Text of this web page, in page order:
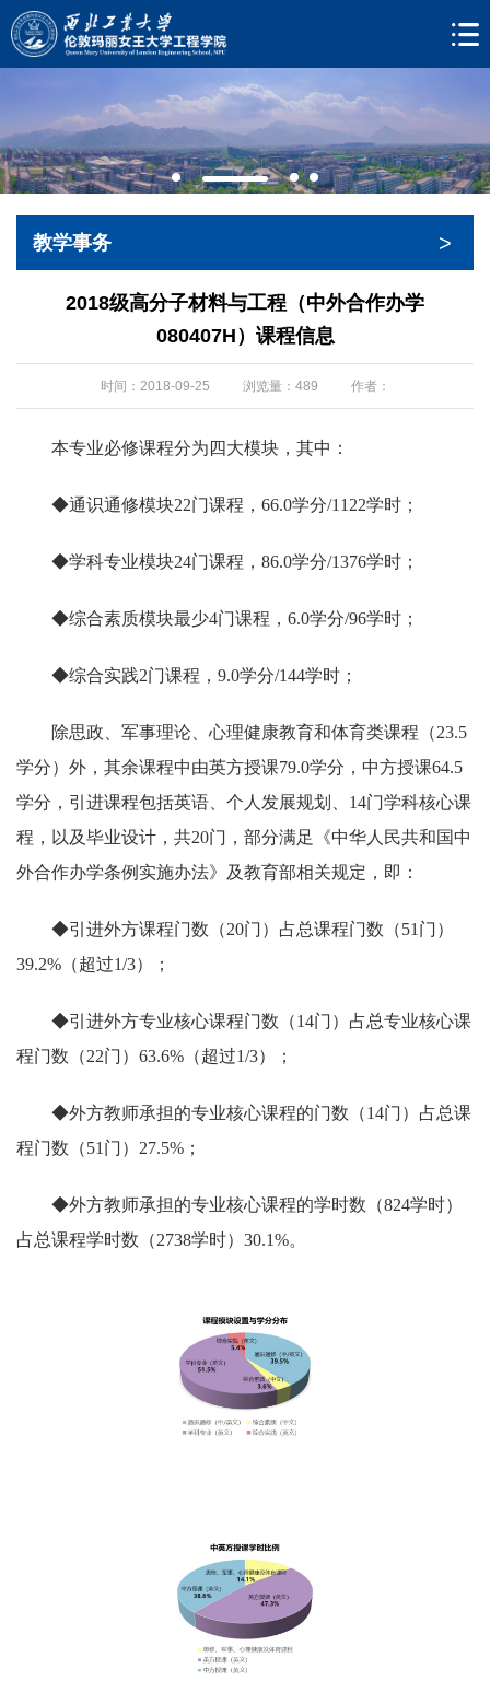
教学事务 >
2018级高分子材料与工程（中外合作办学
080407H）课程信息
时间：2018-09-25 浏览量： 489 作者：
本专业必修课程分为四大模块，其中：
◆通识通修模块22门课程，66.0学分/1122学时；
◆学科专业模块24门课程，86.0学分/1376学时；
◆综合素质模块最少4门课程，6.0学分/96学时；
◆综合实践2门课程，9.0学分/144学时；
除思政、军事理论、心理健康教育和体育类课程（23.5
学分）外，其余课程中由英方授课79.0学分，中方授课64.5
学分，引进课程包括英语、个人发展规划、14门学科核心课
程，以及毕业设计，共20门，部分满足《中华人民共和国中
外合作办学条例实施办法》及教育部相关规定，即：
◆引进外方课程门数（20门）占总课程门数（51门）
39.2%（超过1/3）；
◆引进外方专业核心课程门数（14门）占总专业核心课
程门数（22门）63.6%（超过1/3）；
◆外方教师承担的专业核心课程的门数（14门）占总课
程门数（51门）27.5%；
◆外方教师承担的专业核心课程的学时数（824学时）
占总课程学时数（2738学时）30.1%。